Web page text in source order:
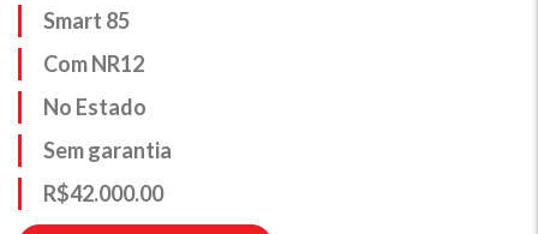
Smart 85
Com NR12
No Estado
Sem garantia
R$42.000.00